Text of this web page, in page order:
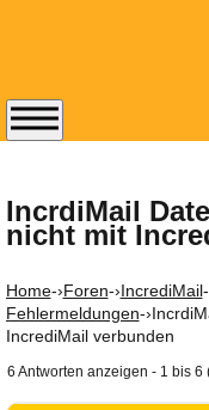
IncrdiMail
nicht mit
Home-›Foren-›IncrediMail
Fehlermeldungen-›
IncrediMail verbunden
6 Antworten anzeigen - 1 bis 6
Abonnieren Sie
erscheinenden
Newsletter von
kostenlos.
Der ständig
Tipps zu Thema
Email für Sie